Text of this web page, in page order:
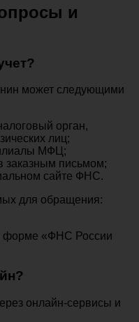
и
может следующими
орган,
лиц;
МФЦ;
заказным письмом;
сайте ФНС.
для обращения:
форме «ФНС России
онлайн-сервисы и